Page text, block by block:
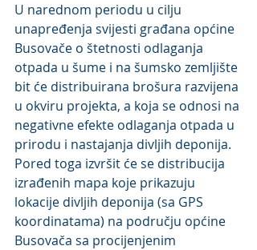
U narednom periodu u cilju
unapređenja svijesti građana općine
Busovače o štetnosti odlaganja
otpada u šume i na šumsko zemljište
bit će distribuirana brošura razvijena
u okviru projekta, a koja se odnosi na
negativne efekte odlaganja otpada u
prirodu i nastajanja divljih deponija.
Pored toga izvršit će se distribucija
izrađenih mapa koje prikazuju
lokacije divljih deponija (sa GPS
koordinatama) na području općine
Busovača sa procijenjenim